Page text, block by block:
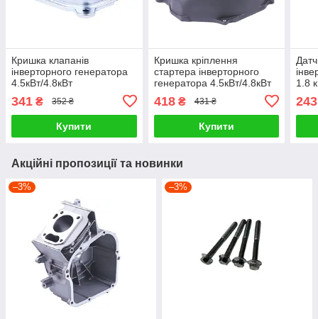
Кришка клапанів
інверторного генератора
4.5кВт/4.8кВт
341 ₴ 352 ₴
Купити
Кришка кріплення
стартера інверторного
генератора 4.5кВт/4.8кВт
418₴ 431 ₴
Купити
1.8
243
Акційні пропозиції та новинки
–3% –3%